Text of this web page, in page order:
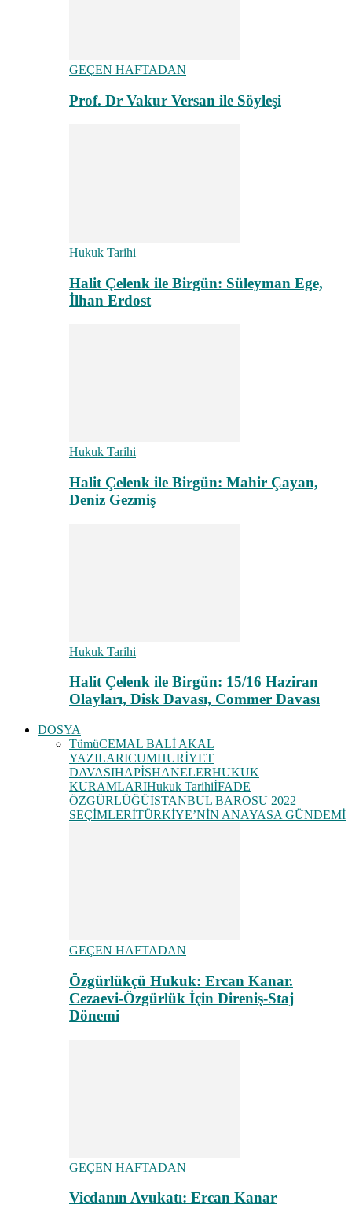
GEÇEN HAFTADAN
Prof. Dr Vakur Versan ile Söyleşi
Hukuk Tarihi
Halit Çelenk ile Birgün: Süleyman Ege,
İlhan Erdost
Hukuk Tarihi
Halit Çelenk ile Birgün: Mahir Çayan,
Deniz Gezmiş
Hukuk Tarihi
Halit Çelenk ile Birgün: 15/16 Haziran
Olayları, Disk Davası, Commer Davası
DOSYA
TümüCEMAL BALİ AKAL
YAZILARICUMHURİYET
DAVASIHAPİSHANELERHUKUK
KURAMLARIHukuk TarihiİFADE
ÖZGÜRLÜĞÜİSTANBUL BAROSU 2022
SEÇİMLERİTÜRKİYE’NİN ANAYASA GÜNDEMİ
GEÇEN HAFTADAN
Özgürlükçü Hukuk: Ercan Kanar.
Cezaevi-Özgürlük İçin Direniş-Staj
Dönemi
GEÇEN HAFTADAN
Vicdanın Avukatı: Ercan Kanar